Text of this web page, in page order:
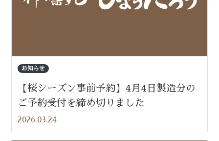
お知らせ
【桜シーズン事前予約】4月4日製造分の
ご予約受付を締め切りました
2026.03.24